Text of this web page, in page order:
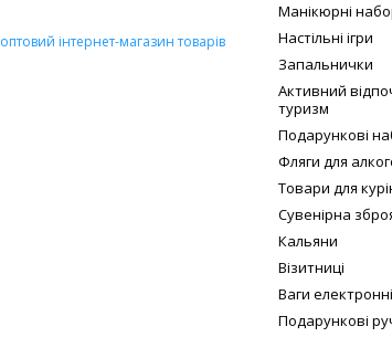
оптовий інтернет-магазин товарів
Манікюрні
Настільні ігри
Запальнички
Активний
туризм
Подарункові
Фляги для
Товари для
Сувенірна
Кальяни
Візитниці
Ваги електронні
Подарункові